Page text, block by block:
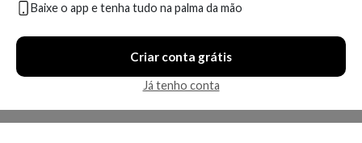
Baixe o app e tenha tudo na palma da mão
Criar conta grátis
Já tenho conta